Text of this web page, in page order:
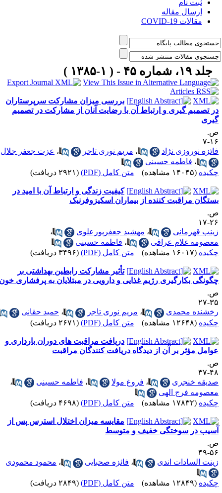
ثبت نام
ارسال مقاله
مقالات COVID-19
جلد ۱۹، شماره ۴۵ - ( ۱-۱۳۸۵ )
بررسی میزان مشارکت سرپرستاران
تصمیم گیری و ارتباط آن با رضایت آنان از مشارکت در تصمیم
۷
نوروزی نژاد
،مریم نوری تاجر ،عزت جعفر جلال
،فاطمه حسینی
(۱۴۰۴۵ مشاهده) | متن کامل (PDF) (۲۹۲۱ دریافت)
کیفیت زندگی و ارتباط آن با امید در
مراقبت کننده از بیماران اسکیزوفرنیک
۱۷
قهرمانی
،مهشید جعفرپورعلوی
،
غلام عراقی
،فاطمه حسینی
(۱۶۰۱۷ مشاهده) | متن کامل (PDF) (۳۴۹۶ دریافت)
تأثیر مشارکت رابطین بهداشتی بر
بکارگیری رژیم غذایی و دارویی در مبتلایان به پرفشاری خون
۲۷
محمدی
،مریم نوری تاجر ،حمید حقانی
(۱۲۶۴۸ مشاهده) | متن کامل (PDF) (۲۶۷۱ دریافت)
دریافت مراقبت های دوران بارداری و
مؤثر بر آن از دیدگاه دریافت کنندگان مراقبت
۳۷
خنجری
،فروغ مولا ،فاطمه حسینی
،
فرج الهی
(۱۷۸۳۲ مشاهده) | متن کامل (PDF) (۴۶۹۸ دریافت)
مقایسه میزان اختلال استرس پس از
در سوختگی خفیف و متوسط
۴۹
السادات اندی
،فائزه صحبایی ،محمود محمودی
(۱۲۸۴۹ مشاهده) | متن کامل (PDF) (۲۸۴۹ دریافت)